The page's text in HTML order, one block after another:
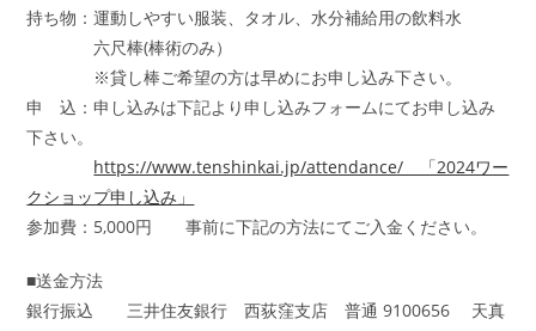
持ち物：運動しやすい服装、タオル、水分補給用の飲料水
六尺棒(棒術のみ）
※貸し棒ご希望の方は早めにお申し込み下さい。
申 込：申し込みは下記より申し込みフォームにてお申し込み
下さい。
https://www.tenshinkai.jp/attendance/ 「2024ワー
クショップ申し込み」
参加費：5,000円 事前に下記の方法にてご入金ください。
■送金方法
銀行振込 三井住友銀行 西荻窪支店 普通 9100656 天真